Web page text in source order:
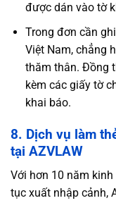
được dán vào tờ
Trong đơn cần
Việt Nam, chẳng
thăm thân. Đồng
kèm các giấy tờ
khai báo.
8. Dịch vụ làm
tại AZVLAW
Với hơn 10 năm
tục xuất nhập cảnh,